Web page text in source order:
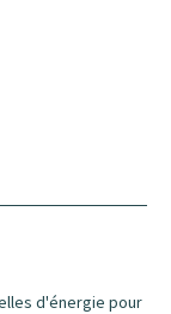
d'énergie pour